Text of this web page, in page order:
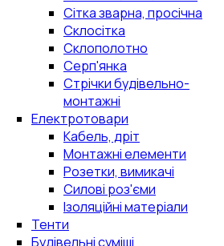
Сітка зварна, просічна
Склосітка
Склополотно
Серп'янка
Стрічки будівельно-
монтажні
Електротовари
Кабель, дріт
Монтажні елементи
Розетки, вимикачі
Силові роз'єми
Ізоляційні матеріали
Тенти
Будівельні суміші